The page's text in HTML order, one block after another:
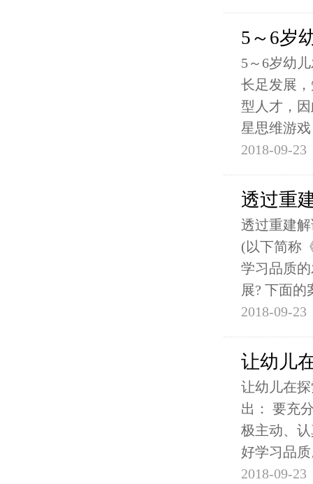
5～6岁
5～6岁幼
长足发展
型人才，
星思维游戏
2018-09-23
透过重
透过重建
(以下简称
学习品质
展? 下面的
2018-09-23
让幼儿
让幼儿在
出： 要充
极主动、
好学习品
2018-09-23